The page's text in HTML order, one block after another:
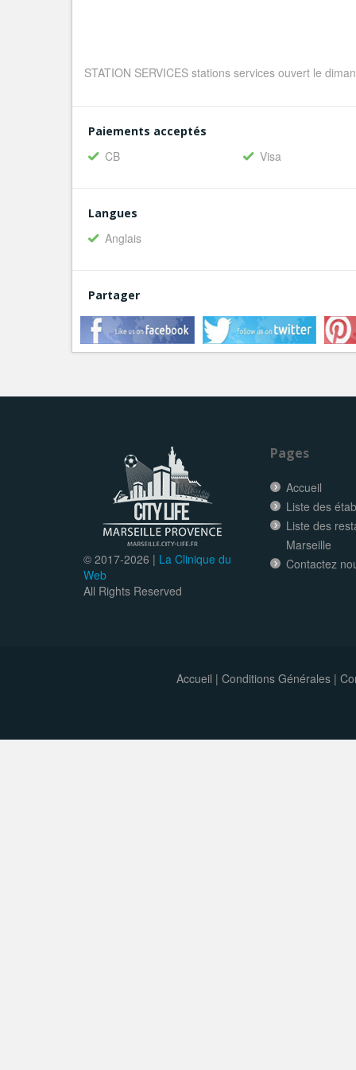
STATION SERVICES stations services ouvert le
Paiements acceptés
CB Visa
Langues
Anglais
Partager
© 2017-2026 | La Clinique du
Web
All Rights Reserved
Pages
Accueil
Liste des
Liste des
Marseille
Contactez
Accueil | Conditions Générales|